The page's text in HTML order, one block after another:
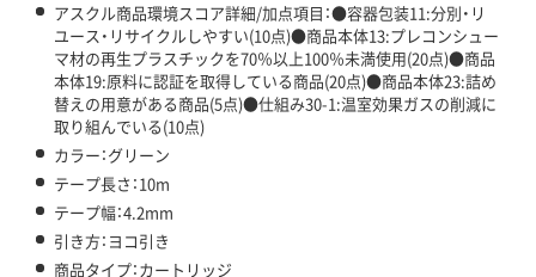
アスクル商品環境スコア詳細/加点項目：●容器包装11:分別・リ
ユース・リサイクルしやすい(10点)●商品本体13:プレコンシュー
マ材の再生プラスチックを70％以上100％未満使用(20点)●商品
本体19:原料に認証を取得している商品(20点)●商品本体23:詰め
替えの用意がある商品(5点)●仕組み30-1:温室効果ガスの削減に
取り組んでいる(10点)
カラー：グリーン
テープ長さ：10m
テープ幅：4.2mm
引き方：ヨコ引き
商品タイプ：カートリッジ